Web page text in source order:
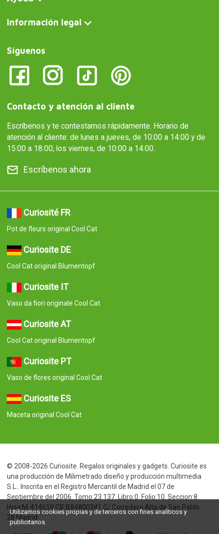
Información legal
Síguenos
Contacto y atención al cliente
Escríbenos y te contestamos rápidamente. Horario de
atención al cliente: de lunes a jueves, de 10:00 a 14:00 y de
15:00 a 18:00; los viernes, de 10:00 a 14:00.
Escríbenos ahora
Curiosité FR
Pot de fleurs original Cool Cat
Curiosite DE
Cool Cat original Blumentopf
Curiosite IT
Vaso da fiori originale Cool Cat
Curiosite AT
Cool Cat original Blumentopf
Curiosite PT
Vaso de flores original Cool Cat
Curiosite ES
Maceta original Cool Cat
© 2008-2026 Curiosite. Regalos originales y gadgets. Curiosite es
una producción de Milimetrado diseño y producción multimedia
S.L.. Inscrita en el Registro Mercantil de Madrid el 07 de
Septiembre del 2006. Tomo:23.137. Libro:0. Folio:10. Seccion:8.
Hoja:M-414659 CIF:B84800341 C/ Corredera Alta de San Pablo
28 Madrid
Utilizamos cookies propias y de terceros con fines analíticos y
publicitarios.